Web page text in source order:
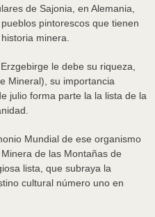
de Sajonia, en Alemania,
pintorescos que tienen
minera.
le debe su riqueza,
Mineral), su importancia
julio forma parte la la lista de la
Mundial de ese organismo
de las Montañas de
lista, que subraya la
cultural número uno en